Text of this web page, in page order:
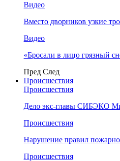
Видео
Вместо дворников узкие
Видео
«Бросали в лицо грязный
Пред След
Происшествия
Происшествия
Дело экс-главы СИБЭКО
Происшествия
Нарушение правил
Происшествия